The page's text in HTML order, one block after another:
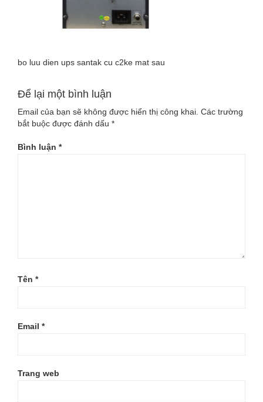
bo luu dien ups santak cu c2ke mat sau
Để lại một bình luận
Email của bạn sẽ không được hiển thị công khai. Các trường
bắt buộc được đánh dấu *
Bình luận *
Tên *
Email *
Trang web